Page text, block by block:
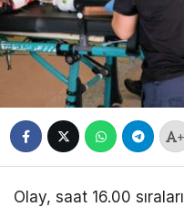
+
Olay, saat 16.00